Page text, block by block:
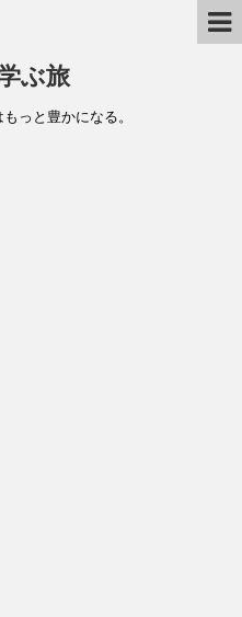
ぶ旅
っと豊かになる。